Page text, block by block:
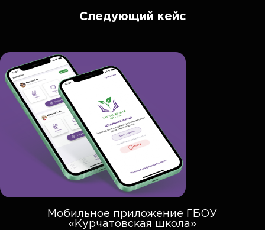
Следующий кейс
Мобильное приложение ГБОУ
«Курчатовская школа»